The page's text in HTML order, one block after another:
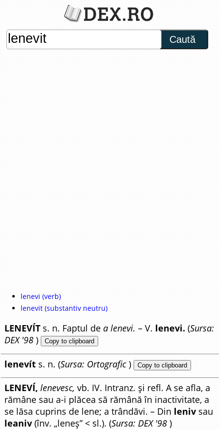
Caută
lenevi (verb)
lenevit (substantiv neutru)
LENEVÍT s. n. Faptul dea lenevi. – V. lenevi. (Sursa:
DEX '98 ) Copy to clipboard
lenevít s. n. (Sursa: Ortografic ) Copy to clipboard
LENEVÍ, lenevesc, vb. IV. Intranz. și refl. A se afla, a
rămâne sau a-i plăcea să rămână în inactivitate, a
se lăsa cuprins de lene; a trândăvi. – Din leniv sau
leaniv (înv. „leneș” < sl.). (Sursa: DEX '98 )